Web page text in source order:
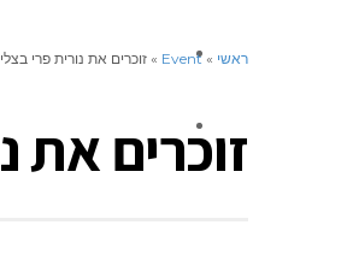
ניחומים ראשי »
Event
» זוכרים את נורית פרי
זוכרים את